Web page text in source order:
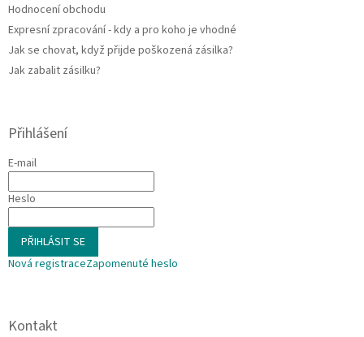
p
i
s
Hodnocení obchodu
Expresní zpracování - kdy a pro koho je vhodné
Jak se chovat, když přijde poškozená zásilka?
Jak zabalit zásilku?
Přihlášení
E-mail
Heslo
PŘIHLÁSIT SE
Nová registraceZapomenuté heslo
Kontakt